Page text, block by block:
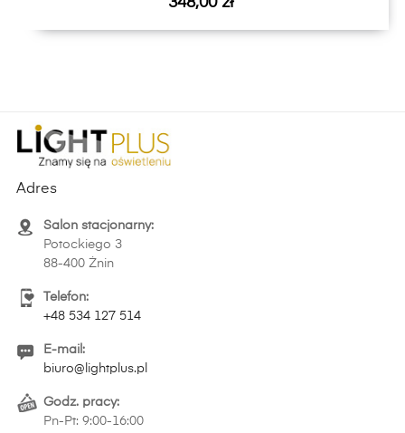
Adres
Salon stacjonarny:
Potockiego 3
88-400 Żnin
Telefon:
+48 534 127 514
E-mail:
biuro@lightplus.pl
Godz. pracy:
Pn-Pt: 9:00-16:00